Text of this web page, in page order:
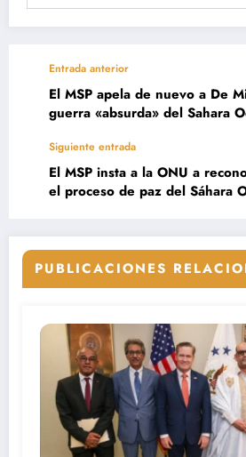
Entrada anterior
El MSP apela de nuevo a De
guerra «absurda» del Sahara
Siguiente entrada
El MSP insta a la ONU a
el proceso de paz del Sáhara
PUBLICACIONES